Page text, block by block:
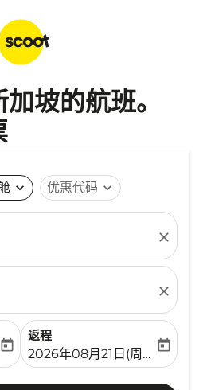
坡的航班。
expand_more 优惠代码 expand_more
close
close
date-aria-label
today
返程
fc-booking-return-date-
2026年08月21日(周五)
today